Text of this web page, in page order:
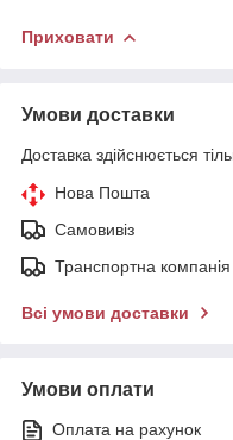
Приховати
Умови доставки
Доставка здійснюється
Нова Пошта
Самовивіз
Транспортна компанія
Всі умови доставки
Умови оплати
Оплата на рахунок